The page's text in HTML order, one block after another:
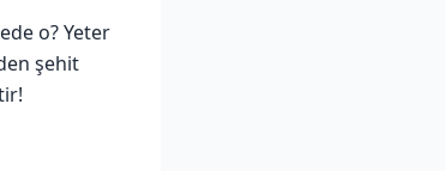
o? Yeter
şehit